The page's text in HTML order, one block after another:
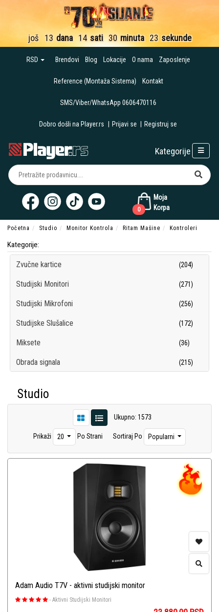
još 13 dana 14 sati 30 minuta 22 sekunde
RSD Brendovi Blog Lokacije O nama Zaposlenje
Reference (Montaža Sistema) Kontakt
SMS/Viber/WhatsApp 0606470116
Dobro došli na Player.rs Prijavi se Registruj se
Moja
Korpa
0
Kategorije
Početna Studio Monitor Kontrola Ritam Mašine Kontroleri
Kategorije:
Zvučne kartice (204)
Studijski Monitori (271)
Studijski Mikrofoni (256)
Studijske Slušalice (172)
Miksete (36)
Obrada signala (215)
Kontroleri
Studio Paketi
Software (16)
(27)
Studio
Ukupno: 1573
Prikaži 20 Po Strani Sortiraj Po Popularni
Adam Audio T7V - aktivni studijski monitor
- Aktivni Studijski Monitori